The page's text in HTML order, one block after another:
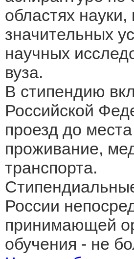
областях
значительных
научных
вуза.
В стипендию
Российской
проезд до
проживание,
транспорта.
России
принимающей
обучения - не